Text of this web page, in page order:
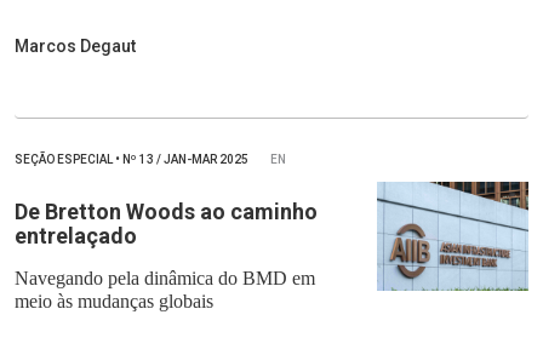
Marcos Degaut
SEÇÃO ESPECIAL• Nº 13 / JAN-MAR 2025 EN
De Bretton Woods ao caminho
entrelaçado
Navegando pela dinâmica do BMD em
meio às mudanças globais